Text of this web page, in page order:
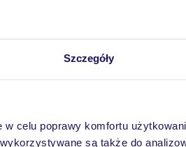
Szczegóły
celu poprawy komfortu
są także do